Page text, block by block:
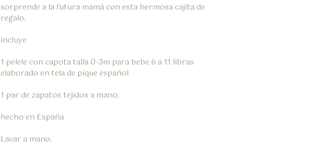
sorprende a la futura mamá con esta hermosa cajita de
regalo.
incluye
1 pelele con capota talla 0-3m para bebe 6 a 11 libras
elaborado en tela de pique español
1 par de zapatos tejidos a mano.
hecho en España
Lavar a mano.